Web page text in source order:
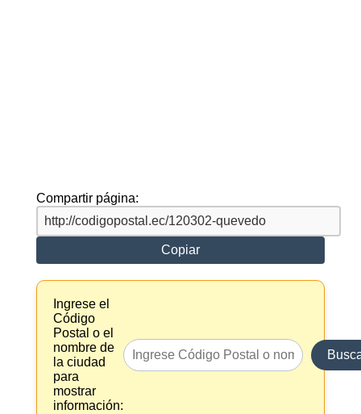
Compartir página:
Copiar
Ingrese el
Código
Postal o el
nombre de
la ciudad
para
mostrar
información: